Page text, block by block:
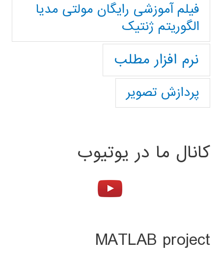
فیلم آموزشی رایگان مولتی مدیا
الگوریتم ژنتیک
نرم افزار مطلب
پردازش تصویر
کانال ما در یوتیوب
MATLAB project